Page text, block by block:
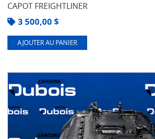
CAPOT FREIGHTLINER
3 500,00 $
AJOUTER AU PANIER